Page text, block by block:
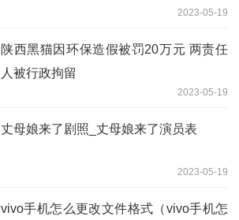
2023-05-19
陕西黑猫因环保造假被罚20万元 两责任
人被行政拘留
2023-05-19
丈母娘来了剧照_丈母娘来了演员表
2023-05-19
vivo手机怎么更改文件格式（vivo手机怎